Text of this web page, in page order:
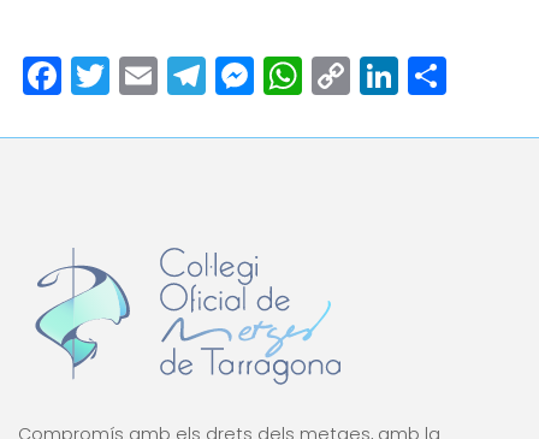
Facebook
Twitter
EmailTelegram
Messenger
WhatsApp
Copy
Link
Compromís amb els drets dels metges, amb la